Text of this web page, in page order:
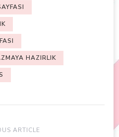
HAZIRLIK
ARTICLE